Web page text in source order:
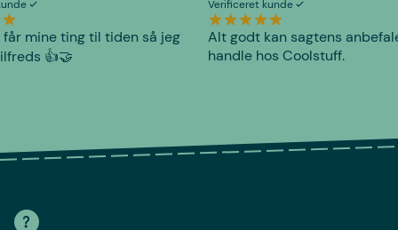
får mine ting til tiden så jeg
👍🤝
Verificeret kunde
Alt godt kan sagtens
handle hos Coolstuff.